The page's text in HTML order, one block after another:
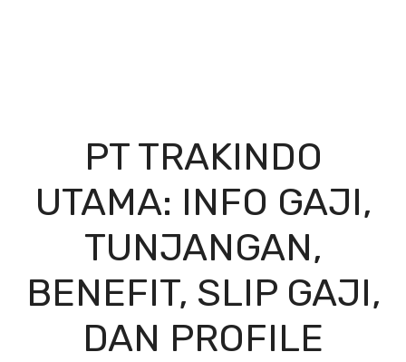
PT TRAKINDO
UTAMA: INFO GAJI,
TUNJANGAN,
BENEFIT, SLIP GAJI,
DAN PROFILE